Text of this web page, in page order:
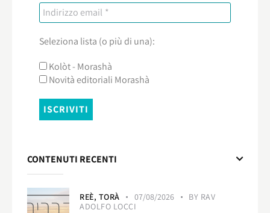
Seleziona lista (o più di una):
Kolòt - Morashà
Novità editoriali Morashà
CONTENUTI RECENTI
REÈ, TORÀ 07/08/2026 BY RAV
ADOLFO LOCCI